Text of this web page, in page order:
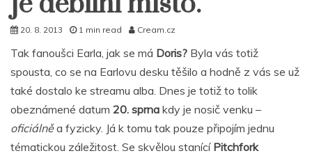
20. 8. 2013 1 min read Cream.cz
Tak fanoušci Earla, jak se má Doris? Byla vás totiž
spousta, co se na Earlovu desku těšilo a hodně z vás se už
také dostalo ke streamu alba. Dnes je totiž to tolik
obeznámené datum 20. sprna kdy je nosič venku –
oficiálněa fyzicky. Já k tomu tak pouze připojím jednu
tématickou záležitost. Se skvělou stanící Pitchfork